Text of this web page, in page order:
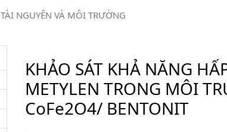
TÀI NGUYÊN VÀ MÔI TRƯỜNG
KHẢO SÁT KHẢ NĂNG
METYLEN TRONG MÔI
CoFe2O4/ BENTONIT